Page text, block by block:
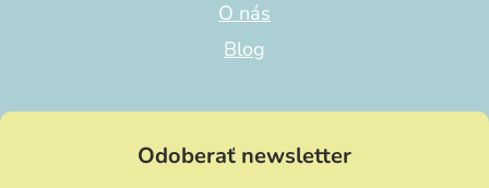
O nás
Blog
Odoberať newsletter